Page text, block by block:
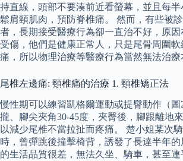
持直線，頭部不要湊前近看螢幕，並且每
鬆肩頸肌肉，預防脊椎痛。 然而，有些被
者，長期接受醫療行為卻一直治不好，原
受傷，他們是健康正常人，只是尾骨周圍
痛，所以物理治療等醫療行為當然無法治療
尾椎左邊痛: 頸椎痛的治療 1. 頸椎矯正法
慢性期可以練習凱格爾運動或提臀動作（
攏、腳尖夾角30-45度，夾臀後，腳跟離地
以減少尾椎不當拉扯而疼痛。 楚小姐某次
時，曾彈跳後撞擊椅背，誘發了長達半年
的生活品質很差，無法久坐、騎車，甚至